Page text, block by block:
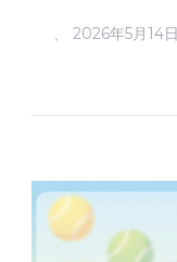
、 2026年5月14日